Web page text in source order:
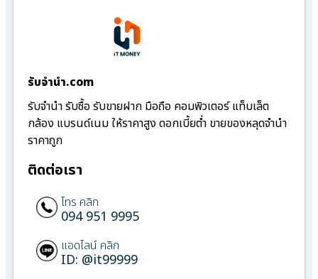
รับจํานํา.com
รับจำนำ รับซื้อ รับขายฝาก มือถือ คอมพิวเตอร์ แท็บเล็ต
กล้อง แบรนด์เนม ให้ราคาสูง ดอกเบี้ยต่ำ ขายของหลุดจำนำ
ราคาถูก
ติดต่อเรา
โทร คลิก
094 951 9995
แอดไลน์ คลิก
ID: @it99999